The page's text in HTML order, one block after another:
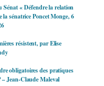
Sénat « Défendre la relation
sénatrice Poncet Monge, 6
résistent, par Elise
obligatoires des pratiques
Jean-Claude Maleval